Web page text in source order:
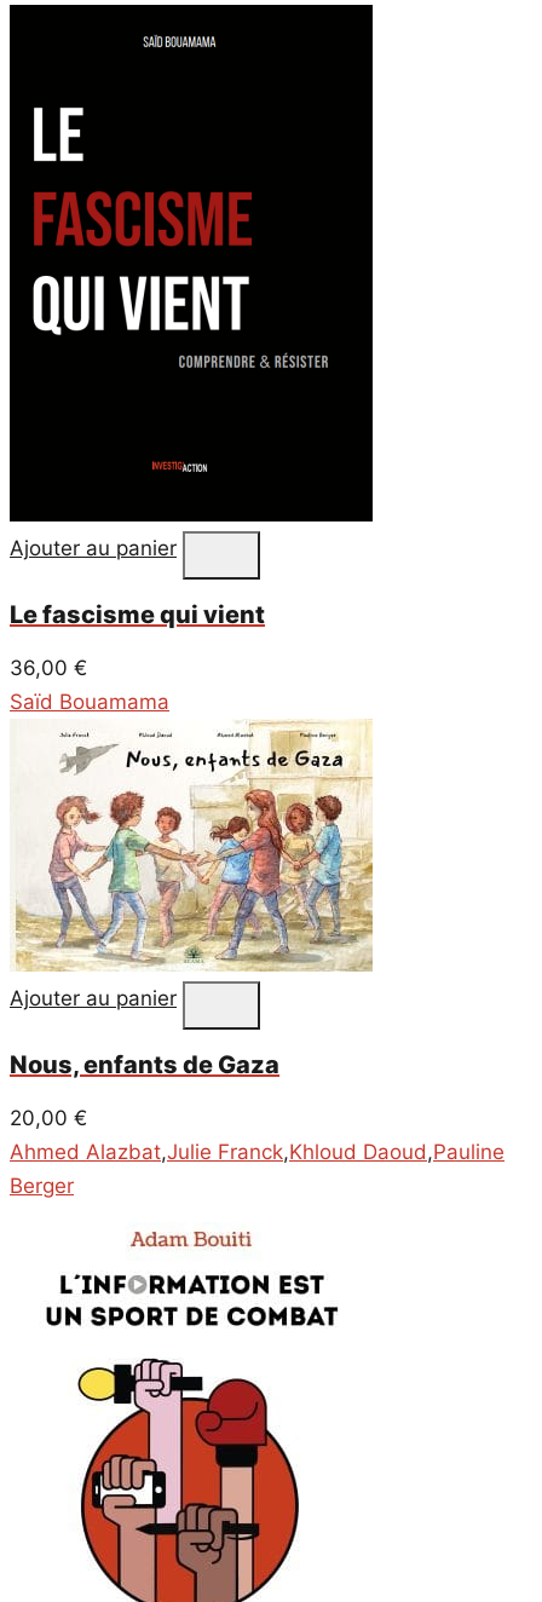
Ajouter au panier
Le fascisme qui vient
36,00 €
Saïd Bouamama
Ajouter au panier
Nous, enfants de Gaza
20,00 €
Ahmed Alazbat,Julie Franck,Khloud Daoud,Pauline
Berger